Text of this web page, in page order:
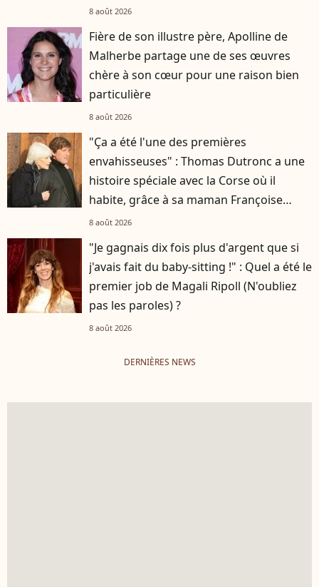
8 août 2026
Fière de son illustre père, Apolline de
Malherbe partage une de ses œuvres
chère à son cœur pour une raison bien
particulière
8 août 2026
"Ça a été l'une des premières
envahisseuses" : Thomas Dutronc a une
histoire spéciale avec la Corse où il
habite, grâce à sa maman Françoise
Hardy
8 août 2026
"Je gagnais dix fois plus d'argent que si
j'avais fait du baby-sitting !" : Quel a été le
premier job de Magali Ripoll (N'oubliez
pas les paroles) ?
8 août 2026
DERNIÈRES NEWS